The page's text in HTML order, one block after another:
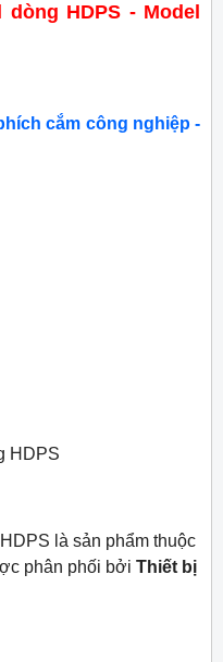
HDPS - Model
cắm công nghiệp -
HDPS
là sản phẩm thuộc
phân phối bởi Thiết bị